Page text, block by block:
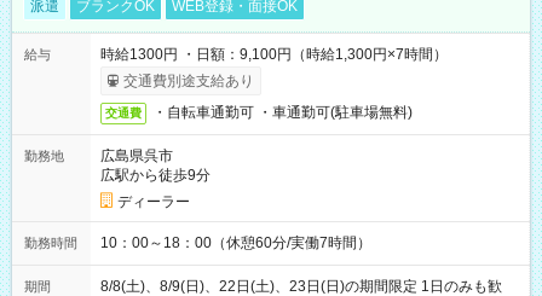
派遣 ブランクOK WEB登録・面接OK
給与
時給1300円 ・日額：9,100円（時給1,300円×7時間）
交通費別途支給あり
交通費 ・自転車通勤可 ・車通勤可(駐車場無料)
勤務地
広島県呉市
広駅から徒歩9分
ディーラー
勤務時間 10：00～18：00（休憩60分/実働7時間）
期間
8/8(土)、8/9(日)、22日(土)、23日(日)の期間限定 1日のみも歓